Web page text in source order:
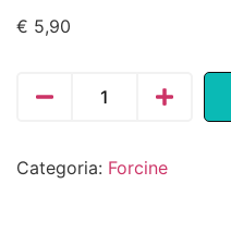
€ 5,90
Categoria: Forcine